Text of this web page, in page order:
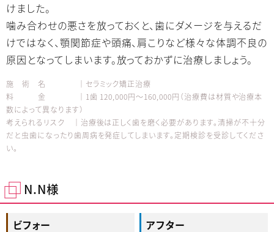
けました。
噛み合わせの悪さを放っておくと、歯にダメージを与えるだ
けではなく、顎関節症や頭痛、肩こりなど様々な体調不良の
原因となってしまいます。放っておかずに治療しましょう。
施 術 名 │セラミック矯正治療
料 金 │1歯 120,000円～160,000円（治療費は材質や治療本
数によって異なります）
考えられるリスク │治療後は正しく歯を磨く必要があります。清掃が不十分
だと虫歯になったり歯周病を発症してしまいます。定期検診を受診してくださ
い。
N.N様
ビフォー アフター